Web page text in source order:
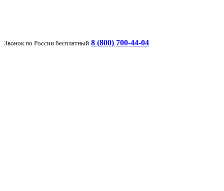
Звонок по России бесплатный 8 (800) 700-44-04